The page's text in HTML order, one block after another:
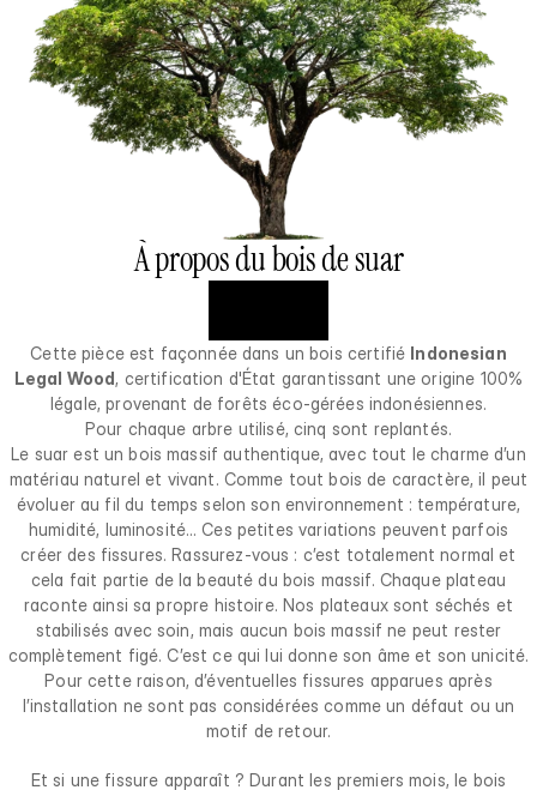
À propos du bois de suar
Cette pièce est façonnée dans un bois certifié Indonesian
Legal Wood, certification d'État garantissant une origine 100%
légale, provenant de forêts éco-gérées indonésiennes.
Pour chaque arbre utilisé, cinq sont replantés.
Le suar est un bois massif authentique, avec tout le charme d’un
matériau naturel et vivant. Comme tout bois de caractère, il peut
évoluer au fil du temps selon son environnement : température,
humidité, luminosité… Ces petites variations peuvent parfois
créer des fissures. Rassurez-vous : c’est totalement normal et
cela fait partie de la beauté du bois massif. Chaque plateau
raconte ainsi sa propre histoire. Nos plateaux sont séchés et
stabilisés avec soin, mais aucun bois massif ne peut rester
complètement figé. C’est ce qui lui donne son âme et son unicité.
Pour cette raison, d’éventuelles fissures apparues après
l’installation ne sont pas considérées comme un défaut ou un
motif de retour.
Et si une fissure apparaît ? Durant les premiers mois, le bois